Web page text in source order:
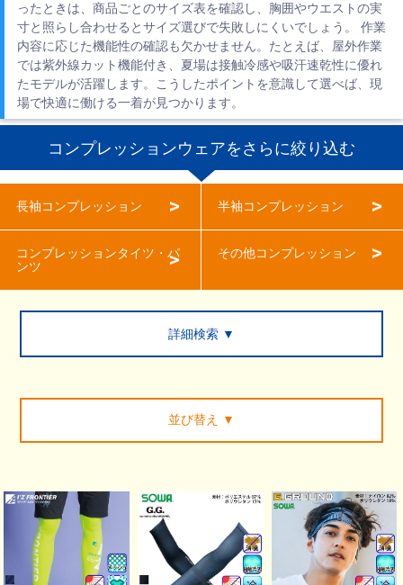
ったときは、商品ごとのサイズ表を確認し、胸囲やウエストの実
寸と照らし合わせるとサイズ選びで失敗しにくいでしょう。 作業
内容に応じた機能性の確認も欠かせません。たとえば、屋外作業
では紫外線カット機能付き、夏場は接触冷感や吸汗速乾性に優れ
たモデルが活躍します。こうしたポイントを意識して選べば、現
場で快適に働ける一着が見つかります。
コンプレッションウェアをさらに絞り込む
長袖コンプレッション 半袖コンプレッション
コンプレッションタイツ・パ
ンツ
その他コンプレッション
詳細検索 ▼
並び替え ▼